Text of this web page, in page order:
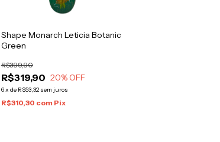
Shape Monarch Leticia Botanic
Green
R$319,90
R$399,90
20% OFF
6x de R$53,32 sem juros
R$310,30 com Pix